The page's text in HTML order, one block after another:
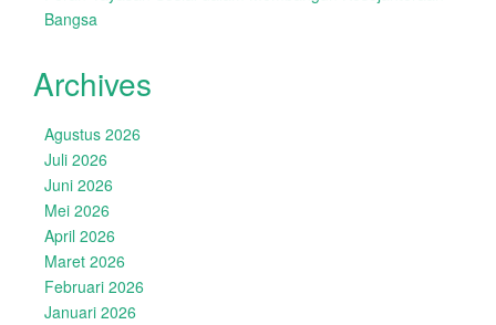
Bangsa
Archives
Agustus 2026
Juli 2026
Juni 2026
Mei 2026
April 2026
Maret 2026
Februari 2026
Januari 2026